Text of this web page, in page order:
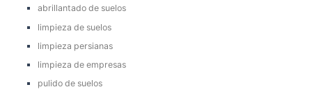
abrillantado de suelos
limpieza de suelos
limpieza persianas
limpieza de empresas
pulido de suelos